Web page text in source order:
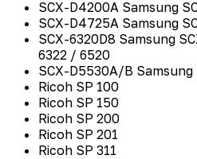
SCX-D4200A Samsung
SCX-D4725A Samsung
SCX-6320D8 Samsung
6322 / 6520
SCX-D5530A/B Samsung
Ricoh SP 100
Ricoh SP 150
Ricoh SP 200
Ricoh SP 201
Ricoh SP 311